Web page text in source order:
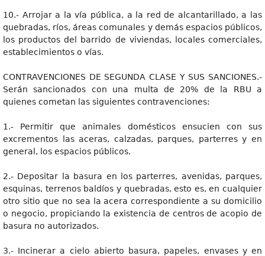
10.- Arrojar a la vía pública, a la red de alcantarillado, a las
quebradas, ríos, áreas comunales y demás espacios públicos,
los productos del barrido de viviendas, locales comerciales,
establecimientos o vías.
CONTRAVENCIONES DE SEGUNDA CLASE Y SUS SANCIONES.-
Serán sancionados con una multa de 20% de la RBU a
quienes cometan las siguientes contravenciones:
1.- Permitir que animales domésticos ensucien con sus
excrementos las aceras, calzadas, parques, parterres y en
general, los espacios públicos.
2.- Depositar la basura en los parterres, avenidas, parques,
esquinas, terrenos baldíos y quebradas, esto es, en cualquier
otro sitio que no sea la acera correspondiente a su domicilio
o negocio, propiciando la existencia de centros de acopio de
basura no autorizados.
3.- Incinerar a cielo abierto basura, papeles, envases y en